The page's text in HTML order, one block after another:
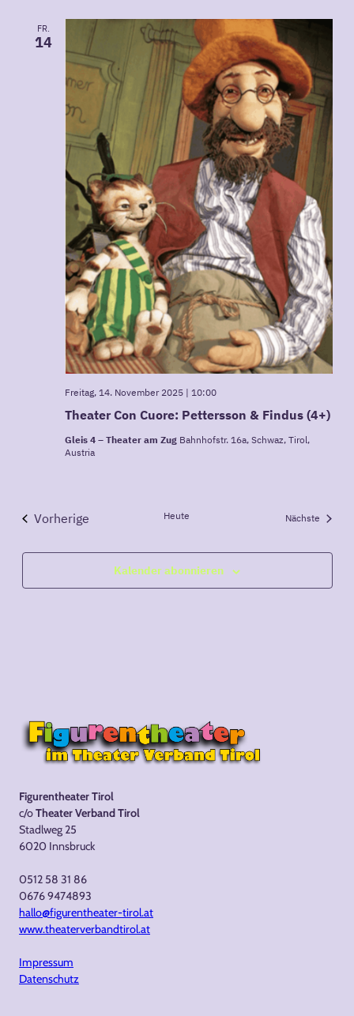
FR.
14
Theater Con Cuore: Pettersson & Findus (4+)
Freitag, 14. November 2025 | 10:00
Gleis 4 – Theater am Zug Bahnhofstr. 16a, Schwaz, Tirol,
Austria
Vorherige
Heute Nächste
Kalender abonnieren
Figurentheater Tirol
c/oTheater Verband Tirol
Stadlweg 25
6020 Innsbruck
0512 58 31 86
0676 9474893
hallo@figurentheater-tirol.at
www.theaterverbandtirol.at
Impressum
Datenschutz